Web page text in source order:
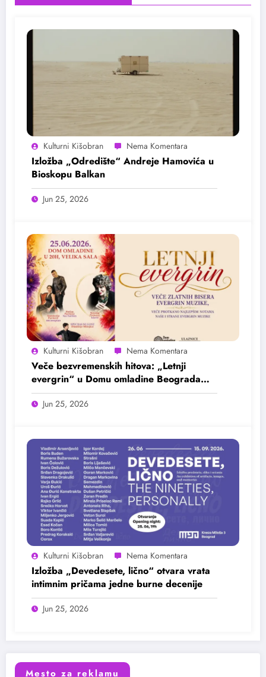
Kulturni Kišobran
Izložba „Odredište“ Andreje Hamovića u
Bioskopu Balkan
Jun 25, 2026
Kulturni Kišobran
Veče bezvremenskih hitova: „Letnji
evergrin“ u Domu omladine Beograda
25. juna
Jun 25, 2026
Kulturni Kišobran
Izložba „Devedesete, lično“ otvara vrata
intimnim pričama jedne burne decenije
Jun 25, 2026
Mesto za reklamu